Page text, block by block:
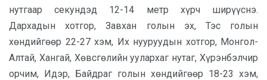
нутгаар секундэд 12-14 метр хүрч ширүүснэ.
Дархадын хотгор, Завхан голын эх, Тэс голын
хөндийгөөр 22-27 хэм, Их нууруудын хотгор, Монгол-
Алтай, Хангай, Хөвсгөлийн уулархаг нутаг, Хүрэнбэлчир
орчим, Идэр, Байдраг голын хөндийгөөр 18-23 хэм,